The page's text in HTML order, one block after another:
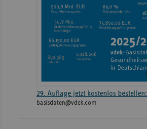
29. Auflage jetzt kostenlos bestellen:
basisdaten@vdek.com